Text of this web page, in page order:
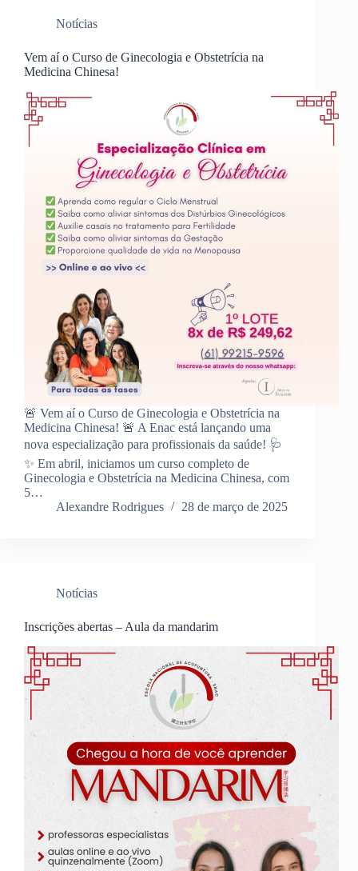
Notícias
Vem aí o Curso de Ginecologia e Obstetrícia na
Medicina Chinesa!
🚨 Vem aí o Curso de Ginecologia e Obstetrícia na
Medicina Chinesa! 🚨 A Enac está lançando uma
nova especialização para profissionais da saúde! 🩺
✨ Em abril, iniciamos um curso completo de
Ginecologia e Obstetrícia na Medicina Chinesa, com
5…
Alexandre Rodrigues
28 de março de 2025
Notícias
Inscrições abertas – Aula da mandarim